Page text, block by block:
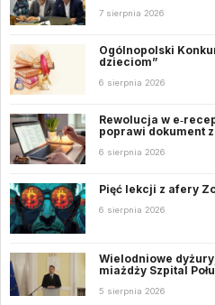
7 sierpnia 2026
Ogólnopolski
dzieciom”
6 sierpnia 2026
Rewolucja w
poprawi dokument
6 sierpnia 2026
Pięć lekcji z afery
6 sierpnia 2026
Wielodniowe
miażdży Szpital
5 sierpnia 2026